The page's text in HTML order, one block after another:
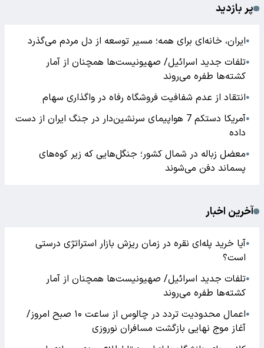
پر بازدید
●ایران، خانه‌ای برای همه؛ مسیر توسعه از دل مردم می‌گذرد
●تلفات جدید اسرائیل/ صهیونیست‌ها همچنان از آمار
کشته‌ها طفره می‌روند
●انتقاد از عدم شفافیت فروشگاه رفاه در واگذاری سهام
●
آمریکا دستکم 7 هواپیمای سرنشین‌دار در جنگ ایران از دست
داده
●معضل زباله در شمال کشور؛ جنگل‌هایی که زیر کوه‌های
پسماند دفن می‌شوند
آخرین اخبار
●آیا خرید پله‌ای نقره در زمان ریزش بازار استراتژی درستی
است؟
●تلفات جدید اسرائیل/ صهیونیست‌ها همچنان از آمار
کشته‌ها طفره می‌روند
●
اعمال محدودیت تردد در چالوس از ساعت ۱۰ صبح امروز/
آغاز موج نهایی بازگشت مسافران نوروزی